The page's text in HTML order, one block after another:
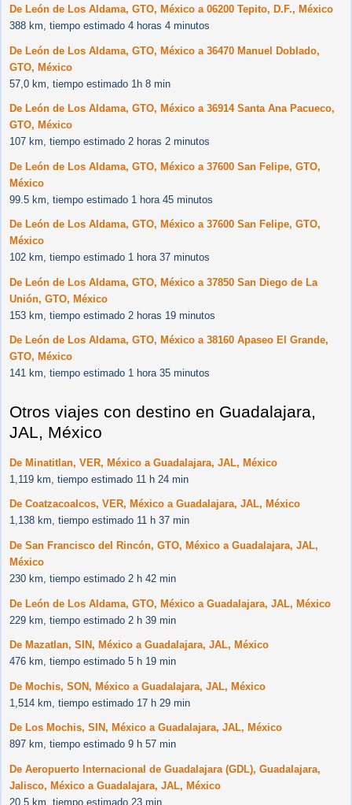
De León de Los Aldama, GTO, México a 06200 Tepito, D.F., México
388 km, tiempo estimado 4 horas 4 minutos
De León de Los Aldama, GTO, México a 36470 Manuel Doblado,
GTO, México
57,0 km, tiempo estimado 1h 8 min
De León de Los Aldama, GTO, México a 36914 Santa Ana Pacueco,
GTO, México
107 km, tiempo estimado 2 horas 2 minutos
De León de Los Aldama, GTO, México a 37600 San Felipe, GTO,
México
99.5 km, tiempo estimado 1 hora 45 minutos
De León de Los Aldama, GTO, México a 37600 San Felipe, GTO,
México
102 km, tiempo estimado 1 hora 37 minutos
De León de Los Aldama, GTO, México a 37850 San Diego de La
Unión, GTO, México
153 km, tiempo estimado 2 horas 19 minutos
De León de Los Aldama, GTO, México a 38160 Apaseo El Grande,
GTO, México
141 km, tiempo estimado 1 hora 35 minutos
Otros viajes con destino en Guadalajara,
JAL, México
De Minatitlan, VER, México a Guadalajara, JAL, México
1,119 km, tiempo estimado 11 h 24 min
De Coatzacoalcos, VER, México a Guadalajara, JAL, México
1,138 km, tiempo estimado 11 h 37 min
De San Francisco del Rincón, GTO, México a Guadalajara, JAL,
México
230 km, tiempo estimado 2 h 42 min
De León de Los Aldama, GTO, México a Guadalajara, JAL, México
229 km, tiempo estimado 2 h 39 min
De Mazatlan, SIN, México a Guadalajara, JAL, México
476 km, tiempo estimado 5 h 19 min
De Mochis, SON, México a Guadalajara, JAL, México
1,514 km, tiempo estimado 17 h 29 min
De Los Mochis, SIN, México a Guadalajara, JAL, México
897 km, tiempo estimado 9 h 57 min
De Aeropuerto Internacional de Guadalajara (GDL), Guadalajara,
Jalisco, México a Guadalajara, JAL, México
20.5 km, tiempo estimado 23 min